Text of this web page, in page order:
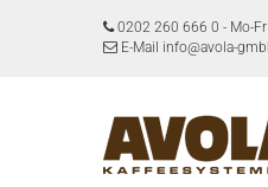
0202 260 666 0 - Mo-
E-Mail info@avola-